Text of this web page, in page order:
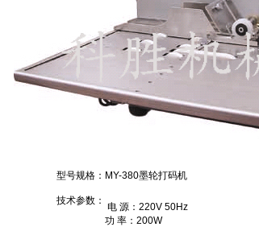
型号规格： MY-380墨轮打码机
技术参数：
电 源：220V 50Hz
功 率：200W